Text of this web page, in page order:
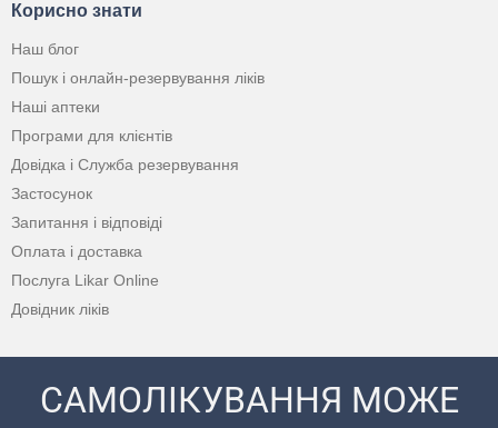
Корисно знати
Наш блог
Пошук і онлайн-резервування ліків
Наші аптеки
Програми для клієнтів
Довідка і Служба резервування
Застосунок
Запитання і відповіді
Оплата і доставка
Послуга Likar Online
Довідник ліків
САМОЛІКУВАННЯ МОЖЕ